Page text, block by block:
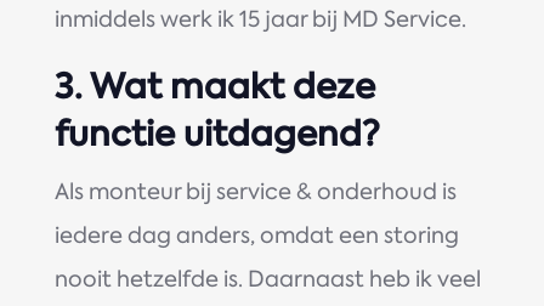
inmiddels werk ik 15 jaar bij MD Service.
3.Wat maakt deze
functie uitdagend?
Als monteur bij service & onderhoud is
iedere dag anders, omdat een storing
nooit hetzelfde is. Daarnaast heb ik veel